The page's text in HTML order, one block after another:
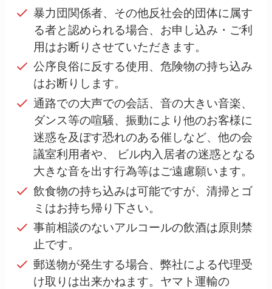
暴力団関係者、その他反社会的団体に属す
る者と認められる場合、お申し込み・ご利
用はお断りさせていただきます。
公序良俗に反する使用、危険物の持ち込み
はお断りします。
通路での大声での会話、音の大きい音楽、
ダンス等の喧騒、振動により他のお客様に
迷惑を及ぼす恐れのある催しなど、他の会
議室利用者や、 ビル内入居者の迷惑となる
大きな音を出す行為等はご遠慮願います。
飲食物の持ち込みは可能ですが、清掃とゴ
ミはお持ち帰り下さい。
事前相談のないアルコールの飲酒は原則禁
止です。
郵送物が発生する場合、弊社による代理受
け取りは出来かねます。ヤマト運輸の